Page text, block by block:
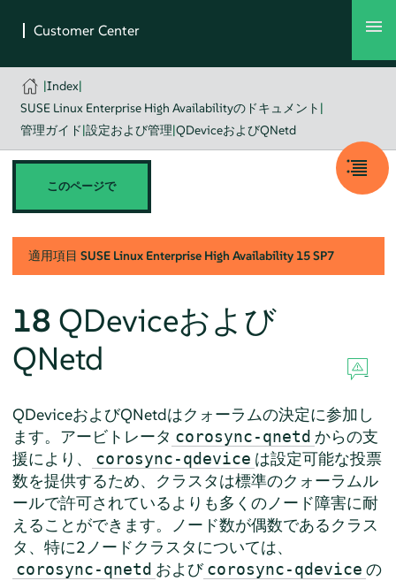
|Index|
SUSE Linux Enterprise High Availabilityのドキュメント |
管理ガイド|設定および管理|QDeviceおよびQNetd
このページで
適用項目 SUSE Linux Enterprise High Availability 15 SP7
18 QDeviceおよび
QNetd
QDeviceおよびQNetdはクォーラムの決定に参加し
ます。アービトレータ corosync-qnetd からの支
援により、
corosync-qdevice は設定可能な投票
数を提供するため、クラスタは標準のクォーラムル
ールで許可されているよりも多くのノード障害に耐
えることができます。ノード数が偶数であるクラス
タ、特に2ノードクラスタについては、
corosync-qnetd および corosync-qdevice の